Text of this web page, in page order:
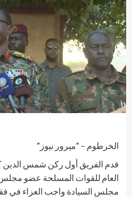
الخرطوم – “ميرور نيوز”
قدم الفريق أول ركن شمس الدين
العام للقوات المسلحة عضو
مجلس السيادة واجب العزاء في